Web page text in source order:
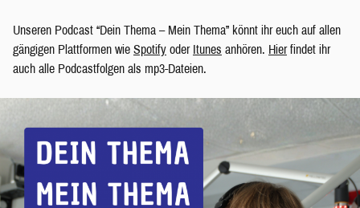
Unseren Podcast “Dein Thema – Mein Thema” könnt ihr euch auf allen
gängigen Plattformen wie Spotify oder Itunes anhören. Hierfindet ihr
auch alle Podcastfolgen als mp3-Dateien.